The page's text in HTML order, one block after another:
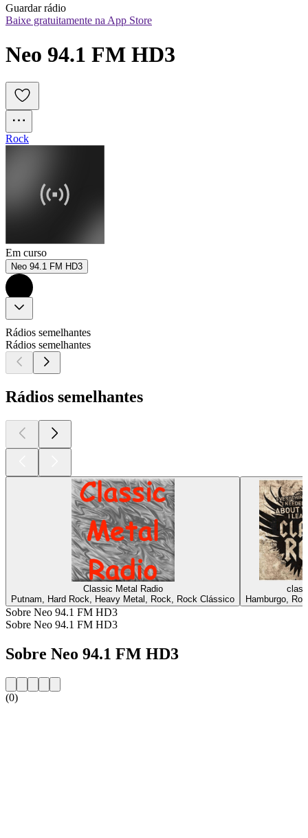
Guardar rádio
Baixe gratuitamente na App Store
Neo 94.1 FM HD3
Rock
Em curso
Neo 94.1 FM HD3
Rádios semelhantes
Rádios semelhantes
Rádios semelhantes
Classic Metal Radio
Putnam, Hard Rock, Heavy Metal, Rock, Rock Clássico
Hamburgo,
Sobre Neo 94.1 FM HD3
Sobre Neo 94.1 FM HD3
Sobre Neo 94.1 FM HD3
(0)